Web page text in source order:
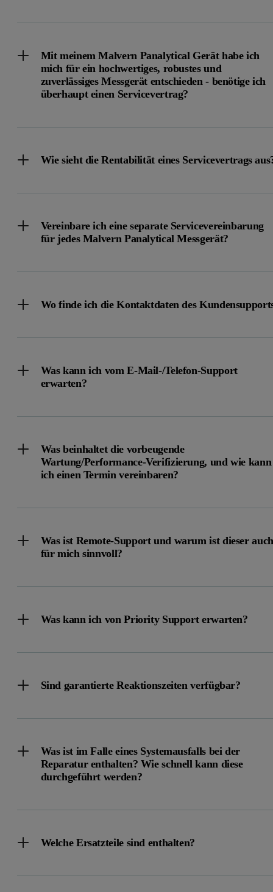
Mit meinem Malvern Panalytical Gerät habe ich
mich für ein hochwertiges, robustes und
zuverlässiges Messgerät entschieden - benötige ich
überhaupt einen Servicevertrag?
Wie sieht die Rentabilität eines Servicevertrags
Vereinbare ich eine separate Servicevereinbarung
für jedes Malvern Panalytical Messgerät?
Wo finde ich die Kontaktdaten des
Was kann ich vom E-Mail-/Telefon-Support
erwarten?
Was beinhaltet die vorbeugende
Wartung/Performance-Verifizierung, und wie kann
ich einen Termin vereinbaren?
Was ist Remote-Support und warum ist dieser auch
für mich sinnvoll?
Was kann ich von Priority Support erwarten?
Sind garantierte Reaktionszeiten verfügbar?
Was ist im Falle eines Systemausfalls bei der
Reparatur enthalten? Wie schnell kann diese
durchgeführt werden?
Welche Ersatzteile sind enthalten?